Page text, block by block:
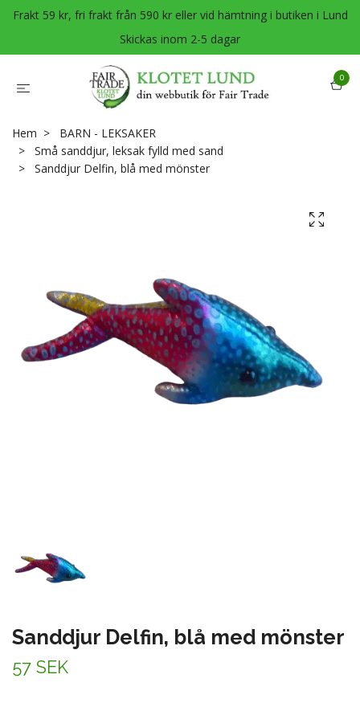
Frakt 59 kr, fri frakt från 590 kr eller vid hämtning i butiken i Lund
Skickas inom 2-5 dagar
0
Hem
BARN - LEKSAKER
Små sanddjur, leksak fylld med sand
Sanddjur Delfin, blå med mönster
Sanddjur Delfin, blå med mönster
57 SEK